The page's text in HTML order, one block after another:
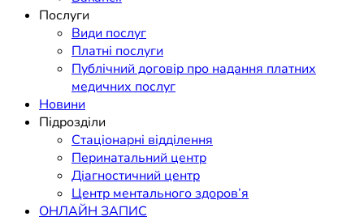
Послуги
Види послуг
Платні послуги
Публічний договір про надання платних
медичних послуг
Новини
Підрозділи
Стаціонарні відділення
Перинатальний центр
Діагностичний центр
Центр ментального здоров’я
ОНЛАЙН ЗАПИС